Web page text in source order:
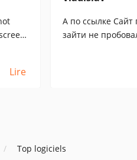
Lire
А по ссылке
зайти не
Top logiciels